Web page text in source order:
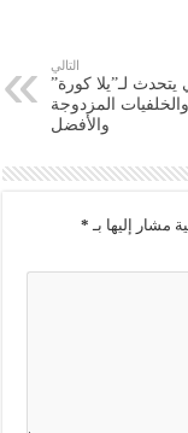
التالي
لـ”يلا كورة”
المزدوجة
والأفضل
مشار إليها بـ *